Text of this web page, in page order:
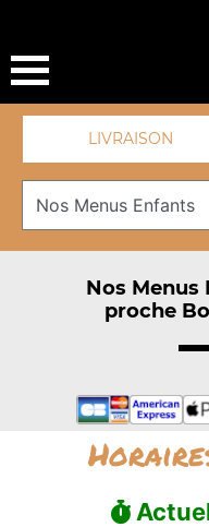
LIVRAISON
Nos Menus
proche